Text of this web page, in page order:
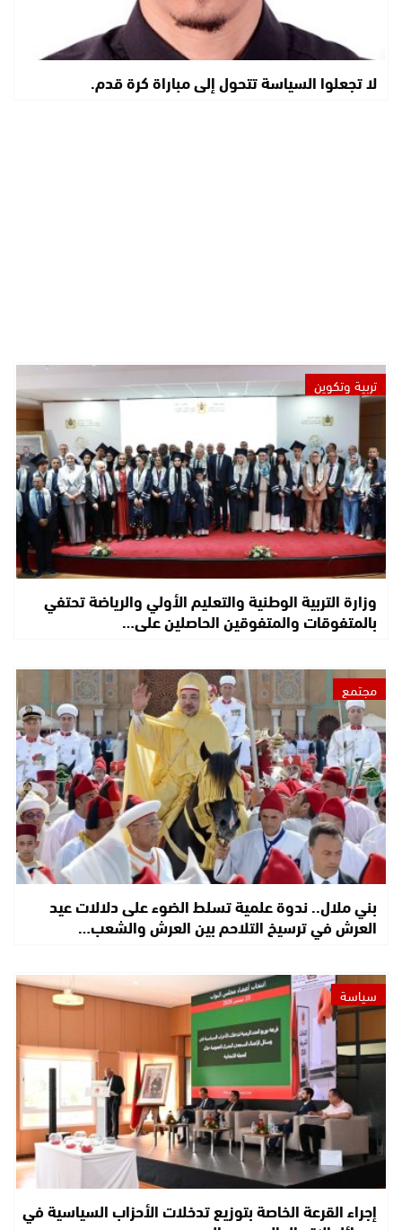
لا تجعلوا السياسة تتحول إلى مباراة كرة قدم.
تربية وتكوين
وزارة التربية الوطنية والتعليم الأولي والرياضة تحتفي
بالمتفوقات والمتفوقين الحاصلين على…
مجتمع
بني ملال.. ندوة علمية تسلط الضوء على دلالات عيد
العرش في ترسيخ التلاحم بين العرش والشعب…
سياسة
إجراء القرعة الخاصة بتوزيع تدخلات الأحزاب السياسية في